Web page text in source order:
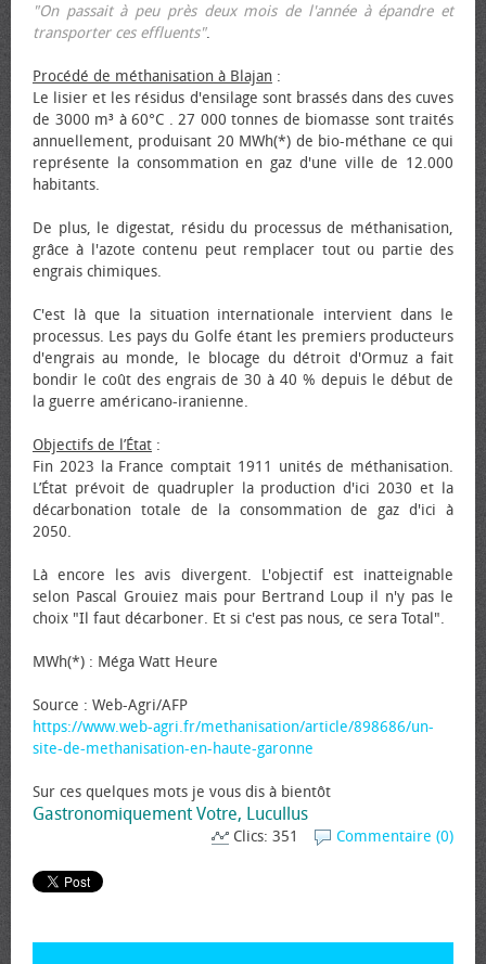
"On passait à peu près deux mois de l'année à épandre et
transporter ces effluents".
Procédé de méthanisation à Blajan :
Le lisier et les résidus d'ensilage sont brassés dans des cuves
de 3000 m³ à 60°C . 27 000 tonnes de biomasse sont traités
annuellement, produisant 20 MWh(*) de bio-méthane ce qui
représente la consommation en gaz d'une ville de 12.000
habitants.
De plus, le digestat, résidu du processus de méthanisation,
grâce à l'azote contenu peut remplacer tout ou partie des
engrais chimiques.
C'est là que la situation internationale intervient dans le
processus. Les pays du Golfe étant les premiers producteurs
d'engrais au monde, le blocage du détroit d'Ormuz a fait
bondir le coût des engrais de 30 à 40 % depuis le début de
la guerre américano-iranienne.
Objectifs de l’État :
Fin 2023 la France comptait 1911 unités de méthanisation.
L’État prévoit de quadrupler la production d'ici 2030 et la
décarbonation totale de la consommation de gaz d'ici à
2050.
Là encore les avis divergent. L'objectif est inatteignable
selon Pascal Grouiez mais pour Bertrand Loup il n'y pas le
choix "Il faut décarboner. Et si c'est pas nous, ce sera Total".
MWh(*) : Méga Watt Heure
Source : Web-Agri/AFP
https://www.web-agri.fr/methanisation/article/898686/un-
site-de-methanisation-en-haute-garonne
Sur ces quelques mots je vous dis à bientôt
Gastronomiquement Votre, Lucullus
Commentaire (0)
Clics: 351